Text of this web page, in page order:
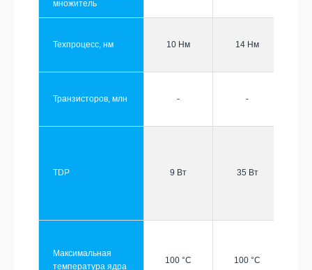
множитель
Техпроцесс, нм 10 Нм 14 Нм
Транзисторов, млн - -
TDP 9 Вт 35 Вт
Максимальная
температура ядра
100 °C 100 °C